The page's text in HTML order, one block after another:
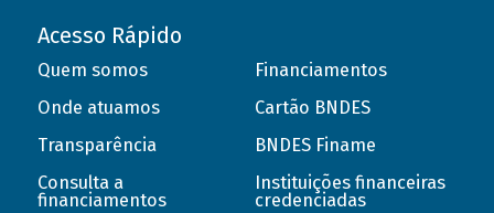
Acesso Rápido
Quem somos
Onde atuamos
Transparência
Consulta a
financiamentos
Financiamentos
Cartão BNDES
BNDES Finame
Instituições financeiras
credenciadas